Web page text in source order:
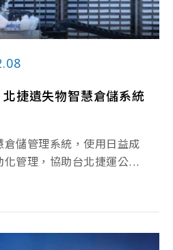
捷遺失物智慧倉儲系統
儲管理系統，使用日益成
化管理，協助台北捷運公...